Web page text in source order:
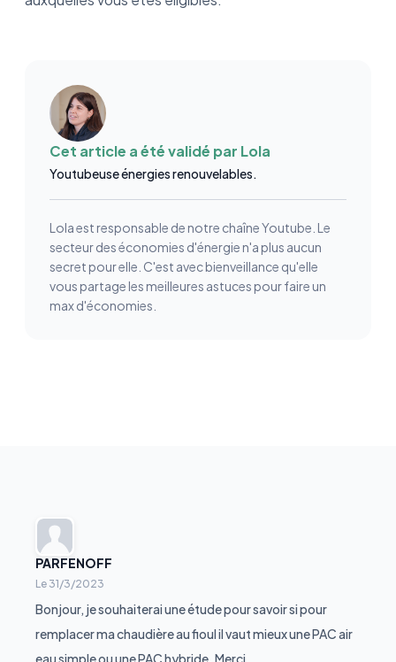
Cet article a été validé par Lola
Youtubeuse énergies renouvelables.
Lola est responsable de notre chaîne Youtube. Le
secteur des économies d'énergie n'a plus aucun
secret pour elle. C'est avec bienveillance qu'elle
vous partage les meilleures astuces pour faire un
max d'économies.
PARFENOFF
Le 31/3/2023
Bonjour, je souhaiterai une étude pour savoir si pour
remplacer ma chaudière au fioul il vaut mieux une PAC air
eau simple ou une PAC hybride. Merci